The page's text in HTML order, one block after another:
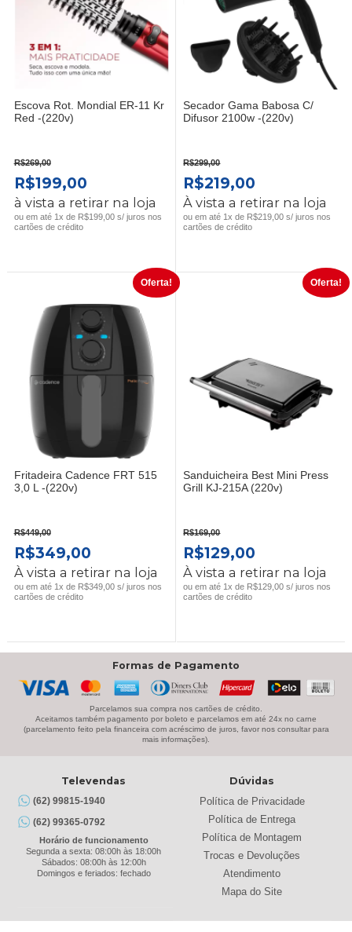
Escova Rot. Mondial ER-11 Kr
Red -(220v)
R$269,00
O
PREÇO
ORIGINAL
R$199,00O
PREÇO
ATUAL
à vista a retirar na loja
ou em até 1x de R$199,00 s/ juros nos
cartões de crédito
Secador Gama Babosa C/
Difusor 2100w -(220v)
R$299,00
O
PREÇO
ORIGINAL
R$219,00
PREÇO
ATUAL
À vista a retirar na loja
ou em até 1x de R$219,00 s/ juros nos
cartões de crédito
Oferta!
Fritadeira Cadence FRT 515
3,0 L -(220v)
R$449,00
O
PREÇO
ORIGINAL
R$349,00O
PREÇO
ATUAL
À vista a retirar na loja
ou em até 1x de R$349,00 s/ juros nos
cartões de crédito
Oferta!
Sanduicheira Best Mini Press
Grill KJ-215A (220v)
R$169,00
O
PREÇO
ORIGINAL
R$129,00
PREÇO
ATUAL
À vista a retirar na loja
ou em até 1x de R$129,00 s/ juros nos
cartões de crédito
Formas de Pagamento
Parcelamos sua compra nos cartões de crédito.
Aceitamos também pagamento por boleto e parcelamos em até 24x no carne
(parcelamento feito pela financeira com acréscimo de juros, favor nos consultar para
mais informações).
Televendas
(62) 99815-1940
(62) 99365-0792
Horário de funcionamento
Segunda a sexta: 08:00h às 18:00h
Sábados: 08:00h às 12:00h
Domingos e feriados: fechado
Dúvidas
Política de Privacidade
Política de Entrega
Política de Montagem
Trocas e Devoluções
Atendimento
Mapa do Site